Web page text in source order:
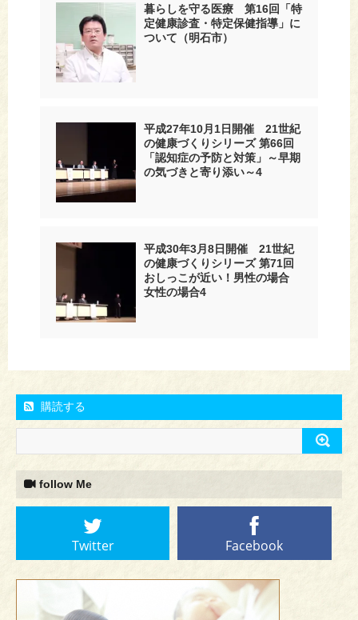
暮らしを守る医療 第16回「特
定健康診査・特定保健指導」に
ついて（明石市）
平成27年10月1日開催 21世紀
の健康づくりシリーズ 第66回
「認知症の予防と対策」～早期
の気づきと寄り添い～4
平成30年3月8日開催 21世紀
の健康づくりシリーズ 第71回
おしっこが近い！男性の場合
女性の場合4
購読する
follow Me
Twitter Facebook